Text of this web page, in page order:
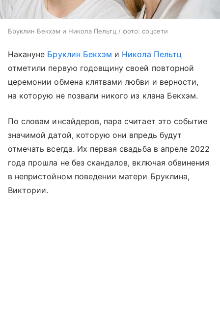
Бруклин Бекхэм и Никола Пельтц / фото: соцсети
Накануне Бруклин Бекхэм и Никола Пельтц
отметили первую годовщину своей повторной
церемонии обмена клятвами любви и верности,
на которую не позвали никого из клана Бекхэм.
По словам инсайдеров, пара считает это событие
значимой датой, которую они впредь будут
отмечать всегда. Их первая свадьба в апреле 2022
года прошла не без скандалов, включая обвинения
в непристойном поведении матери Бруклина,
Виктории.